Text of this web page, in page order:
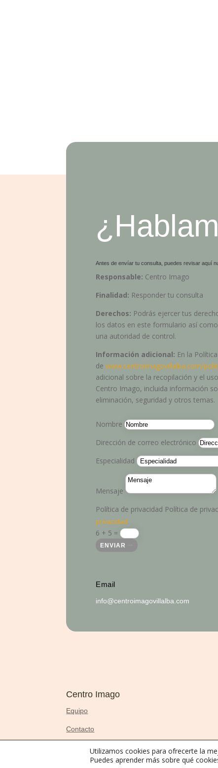
Antes de envíar tu consulta, puedes revisar aquí
Responsable: Centro Imago
Finalidad: Responder tu consulta
Derechos: Podrás ejercer tus
los datos en este formulario así
una autoridad de control.
Información adicional: En la
de www.centroimagovillalba.com/
adicional sobre la recopilación y el
Centro Imago, incluida información
eliminación, seguridad y otros temas.
Nombre
Dirección de correo electrónico
Especialidad
Mensaje
Política de privacidad Política de
privacidad
6 + 5 =
ENVIAR
Email
info@centroimagovillalba.com
Centro Imago
Equipo
Contacto
Utilizamos cookies para ofrecerte la
Puedes aprender más sobre qué